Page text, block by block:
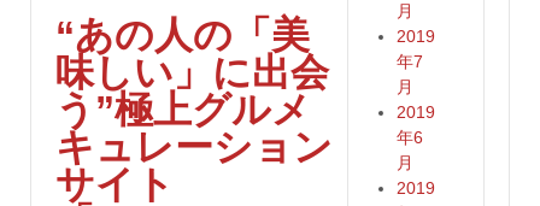
“あの人の「美
味しい」に出会
う”極上グルメ
キュレーション
サイト
月
2019
年7
月
2019
年6
月
2019